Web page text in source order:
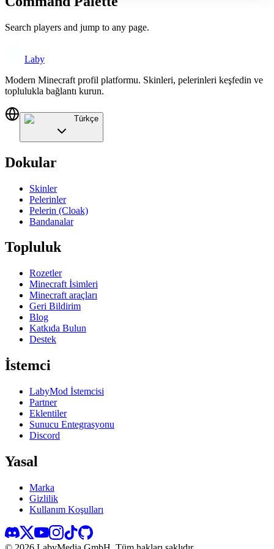
Search players and jump to any page.
Laby
Modern Minecraft profil platformu. Skinleri, pelerinleri keşfedin ve
toplulukla bağlantı kurun.
Türkçe
Dokular
Skinler
Pelerinler
Pelerin (Cloak)
Bandanalar
Topluluk
Rozetler
Minecraft İsimleri
Minecraft araçları
Geri Bildirim
Blog
Katkıda Bulun
Destek
İstemci
LabyMod İstemcisi
Partner
Eklentiler
Sunucu Entegrasyonu
Discord
Yasal
Marka
Gizlilik
Kullanım Koşulları